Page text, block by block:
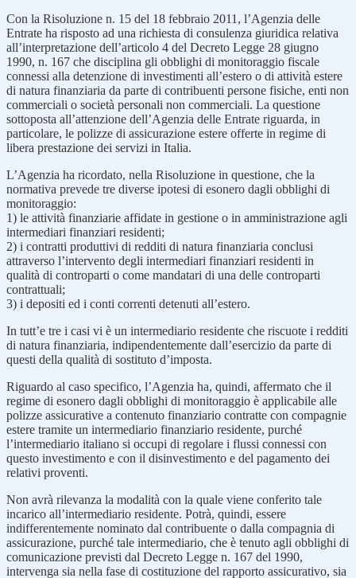
Con la Risoluzione n. 15 del 18 febbraio 2011, l’Agenzia delle
Entrate ha risposto ad una richiesta di consulenza giuridica relativa
all’interpretazione dell’articolo 4 del Decreto Legge 28 giugno
1990, n. 167 che disciplina gli obblighi di monitoraggio fiscale
connessi alla detenzione di investimenti all’estero o di attività estere
di natura finanziaria da parte di contribuenti persone fisiche, enti non
commerciali o società personali non commerciali. La questione
sottoposta all’attenzione dell’Agenzia delle Entrate riguarda, in
particolare, le polizze di assicurazione estere offerte in regime di
libera prestazione dei servizi in Italia.
L’Agenzia ha ricordato, nella Risoluzione in questione, che la
normativa prevede tre diverse ipotesi di esonero dagli obblighi di
monitoraggio:
1) le attività finanziarie affidate in gestione o in amministrazione agli
intermediari finanziari residenti;
2) i contratti produttivi di redditi di natura finanziaria conclusi
attraverso l’intervento degli intermediari finanziari residenti in
qualità di controparti o come mandatari di una delle controparti
contrattuali;
3) i depositi ed i conti correnti detenuti all’estero.
In tutt’e tre i casi vi è un intermediario residente che riscuote i redditi
di natura finanziaria, indipendentemente dall’esercizio da parte di
questi della qualità di sostituto d’imposta.
Riguardo al caso specifico, l’Agenzia ha, quindi, affermato che il
regime di esonero dagli obblighi di monitoraggio è applicabile alle
polizze assicurative a contenuto finanziario contratte con compagnie
estere tramite un intermediario finanziario residente, purché
l’intermediario italiano si occupi di regolare i flussi connessi con
questo investimento e con il disinvestimento e del pagamento dei
relativi proventi.
Non avrà rilevanza la modalità con la quale viene conferito tale
incarico all’intermediario residente. Potrà, quindi, essere
indifferentemente nominato dal contribuente o dalla compagnia di
assicurazione, purché tale intermediario, che è tenuto agli obblighi di
comunicazione previsti dal Decreto Legge n. 167 del 1990,
intervenga sia nella fase di costituzione del rapporto assicurativo, sia